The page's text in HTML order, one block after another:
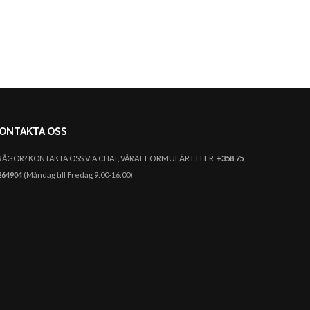
OSS
KONTAKTA OSS VIA CHAT, VÅRAT FORMULÄR ELLER +358 75
(Måndag till Fredag 9:00-16:00)